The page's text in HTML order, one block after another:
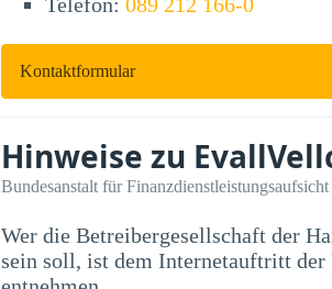
Kontaktformular
Hinweise zu
Bundesanstalt für
Wer die Betreibergesellschaft der
sein soll, ist dem Internetauftritt der Firma EvallVellc nicht zu